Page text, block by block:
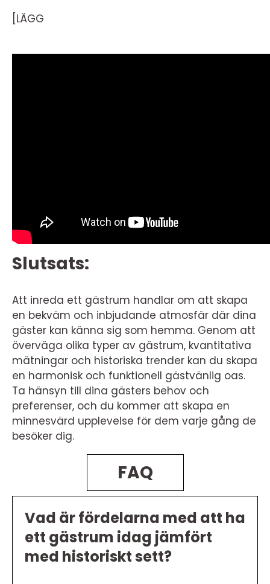
[LÄGG
Slutsats:
Att inreda ett gästrum handlar om att skapa
en bekväm och inbjudande atmosfär där dina
gäster kan känna sig som hemma. Genom att
överväga olika typer av gästrum, kvantitativa
mätningar och historiska trender kan du skapa
en harmonisk och funktionell gästvänlig oas.
Ta hänsyn till dina gästers behov och
preferenser, och du kommer att skapa en
minnesvärd upplevelse för dem varje gång de
besöker dig.
FAQ
Vad är fördelarna med att ha
ett gästrum idag jämfört
med historiskt sett?